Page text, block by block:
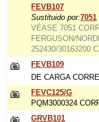
FEVB107
Sustituido por:7051
VÉASE 7051
FERGUSON/
252430/30163200
FEVB109
DE CARGA
FEVC125/G
PQM3000324
GRVB101